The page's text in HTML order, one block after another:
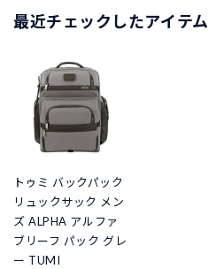
最近チェックしたアイテム
トゥミ バックパック
リュックサック メン
ズ ALPHA アルファ
ブリーフ パック グレ
ー TUMI